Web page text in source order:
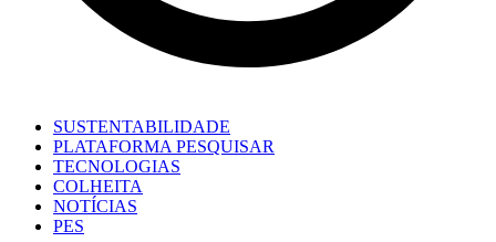
SUSTENTABILIDADE
PLATAFORMA PESQUISAR
TECNOLOGIAS
COLHEITA
NOTÍCIAS
PES